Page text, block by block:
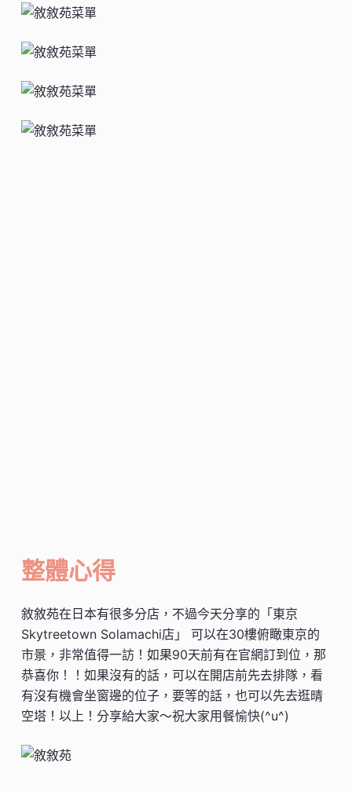
整體心得
敘敘苑在日本有很多分店，不過今天分享的「東京
Skytreetown Solamachi店」 可以在30樓俯瞰東京的
市景，非常值得一訪！如果90天前有在官網訂到位，那
恭喜你！！如果沒有的話，可以在開店前先去排隊，看
有沒有機會坐窗邊的位子，要等的話，也可以先去逛晴
空塔！以上！分享給大家～祝大家用餐愉快(^u^)